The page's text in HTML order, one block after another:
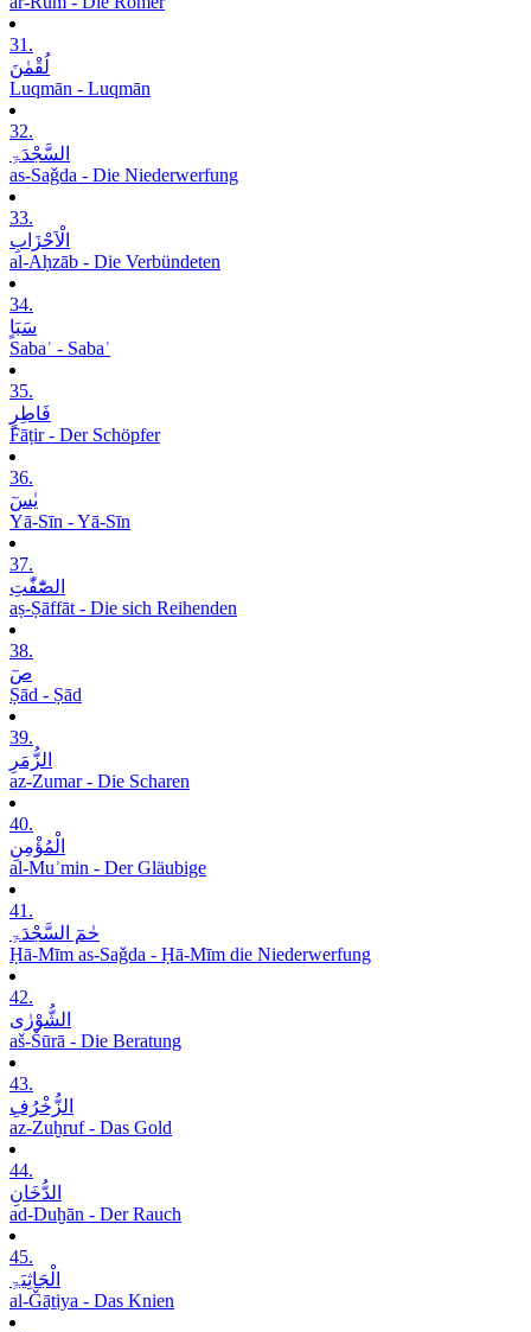
31.
لُقْمٰنَ
Luqmān - Luqmān
32.
السَّجْدَۃِ
as-Saǧda - Die Niederwerfung
33.
الْاَحْزَابِ
al-Aḥzāb - Die Verbündeten
34.
سَبَاٍ
Sabaʾ - Sabaʾ
35.
فَاطِرٍ
Fāṭir - Der Schöpfer
36.
یٰسٓ
Yā-Sīn - Yā-Sīn
37.
الصّٰٓفّٰتِ
aṣ-Ṣāffāt - Die sich Reihenden
38.
صٓ
Ṣād - Ṣād
39.
الزُّمَرِ
az-Zumar - Die Scharen
40.
الْمُؤْمِنِ
al-Muʾmin - Der Gläubige
41.
حٰمٓ السَّجْدَۃِ
Ḥā-Mīm as-Saǧda - Ḥā-Mīm die Niederwerfung
42.
الشُّوْرٰی
aš-Šūrā - Die Beratung
43.
الزُّخْرُفِ
az-Zuḫruf - Das Gold
44.
الدُّخَانِ
ad-Duḫān - Der Rauch
45.
الْجَاثِیَۃِ
al-Ǧāṯiya - Das Knien